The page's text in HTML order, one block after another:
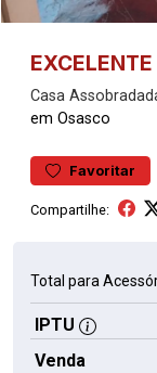
Casa
em Osasco
Favoritar
Compartilhe:
Total para
IPTU
Venda